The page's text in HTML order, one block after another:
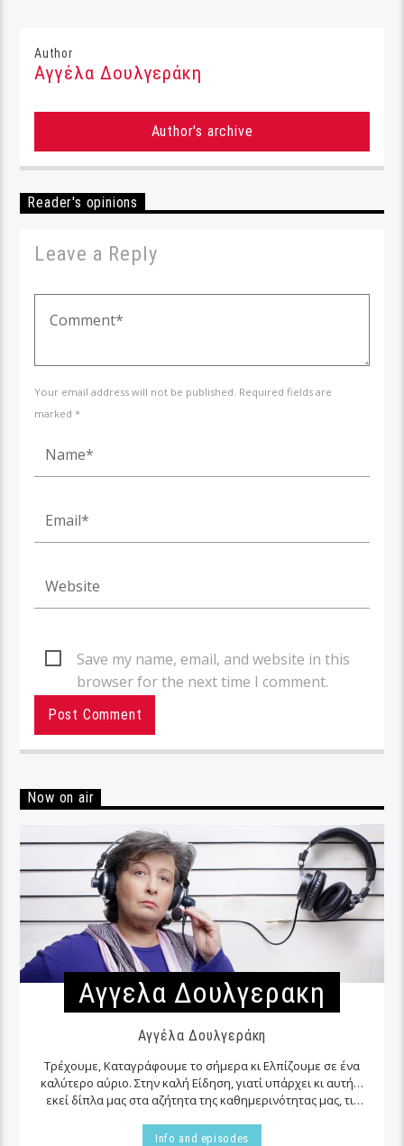
Author
Αγγέλα Δουλγεράκη
Author's archive
Reader's opinions
Leave a Reply
Your email address will not be published. Required fields are
marked *
Save my name, email, and website in this
browser for the next time I comment.
Now on air
Αγγελα Δουλγερακη
Αγγέλα Δουλγεράκη
Τρέχουμε, Καταγράφουμε το σήμερα κι Ελπίζουμε σε ένα
καλύτερο αύριο. Στην καλή Είδηση, γιατί υπάρχει κι αυτή…
εκεί δίπλα μας στα αζήτητα της καθημερινότητας μας, τις
Info and episodes